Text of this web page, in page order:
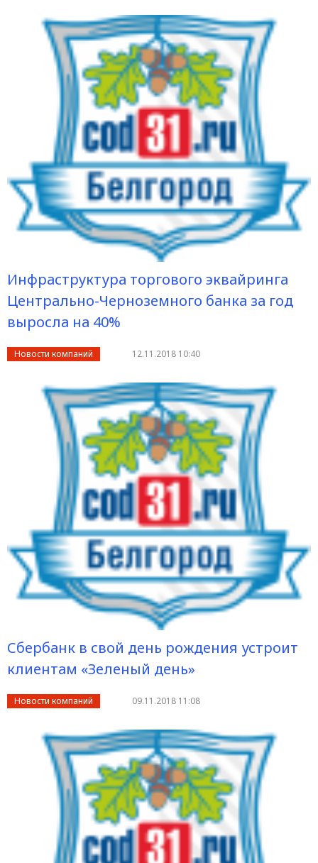
Инфраструктура торгового эквайринга
Центрально-Черноземного банка за год
выросла на 40%
Новости компаний 12.11.2018 10:40
Сбербанк в свой день рождения устроит
клиентам «Зеленый день»
Новости компаний 09.11.2018 11:08